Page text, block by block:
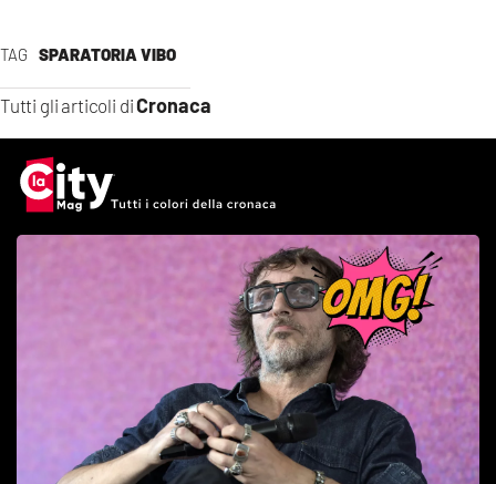
APPLE
TAG SPARATORIA VIBO
Tutti gli articoli diCronaca